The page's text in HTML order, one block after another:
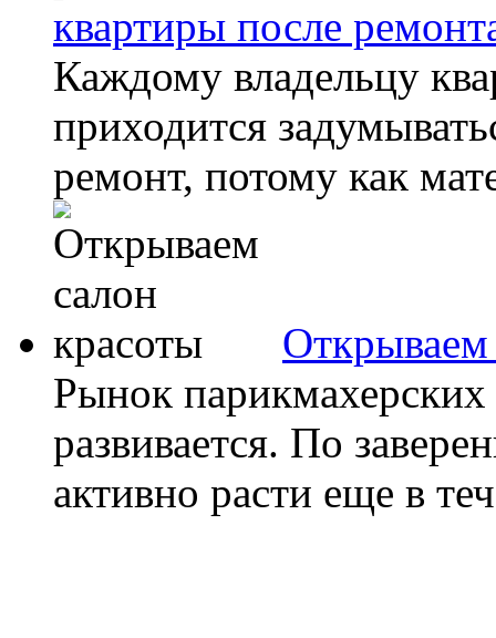
квартиры после
Каждому владельцу
приходится
ремонт, потому как
Открываем
Рынок
развивается. По
активно расти еще в